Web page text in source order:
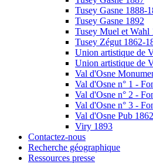
Tusey Gasne 1888-
Tusey Gasne 1892
Tusey Muel et Wahl
Tusey Zégut 1862-
Union artistique de
Union artistique de
Val d'Osne
Val d'Osne n° 1 -
Val d'Osne n° 2 -
Val d'Osne n° 3 -
Val d'Osne Pub 1862
Viry 1893
Contactez-nous
Recherche géographique
Ressources presse